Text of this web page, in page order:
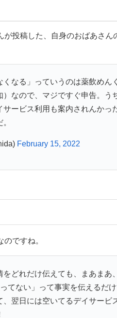
が投稿した、自身のおばあさん
なる」っていうのは薬飲めん
なので、マジですぐ申告。う
ービス利用も案内されんかっ
February 15, 2022
ですね。
をどれだけ伝えても、まあまあ
てない」って事実を伝えるだ
翌日には空いてるデイサービ